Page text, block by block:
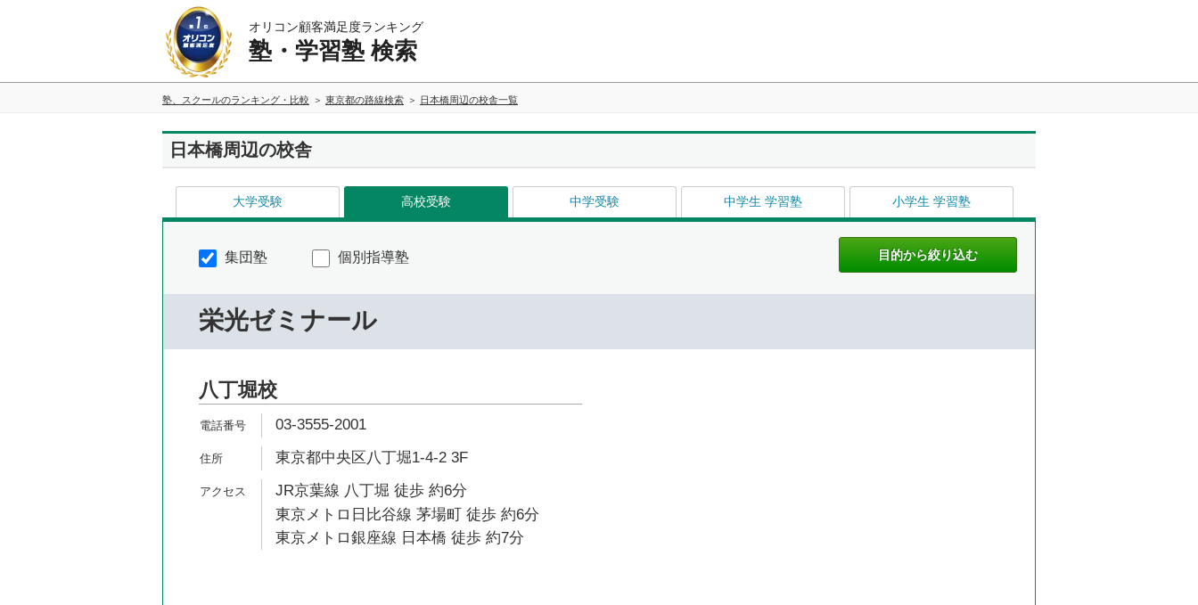
オリコン顧客満足度ランキング
塾・学習塾 検索
塾、スクールのランキング・比較 東京都の路線検索 日本橋周辺の校舎一覧
日本橋周辺の校舎
大学受験 高校受験 中学受験 中学生 学習塾 小学生 学習塾
集団塾 個別指導塾
栄光ゼミナール
八丁堀校
03-3555-2001
東京都中央区八丁堀1-4-2 3F
JR京葉線 八丁堀 徒歩 約6分
東京メトロ日比谷線 茅場町 徒歩 約6分
東京メトロ銀座線 日本橋 徒歩 約7分